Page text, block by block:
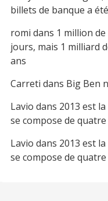
billets de banque a
romi dans 1 million
jours, mais 1 milliard
ans
Carreti dans Big Ben
Lavio dans 2013 est
se compose de
Lavio dans 2013 est
se compose de